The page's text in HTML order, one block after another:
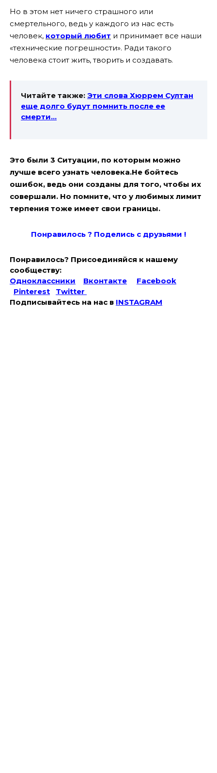
Но в этом нет ничего страшного или
смертельного, ведь у каждого из нас есть
человек, который любит и принимает все наши
«технические погрешности». Ради такого
человека стоит жить, творить и создавать.
Читайте также: Эти слова Хюррем Султан
еще долго будут помнить после ее
смерти…
Это были 3 Ситуации, по которым можно
лучше всего узнать человека.Не бойтесь
ошибок, ведь они созданы для того, чтобы их
совершали. Но помните, что у любимых лимит
терпения тоже имеет свои границы.
Понравилось ? Поделись с друзьями !
Понравилось? Присоединяйся к нашему
сообществу:
Одноклассники
Вконтакте
Facebook
Pinterest
Twitter
Подписывайтесь на наc в INSTAGRAM